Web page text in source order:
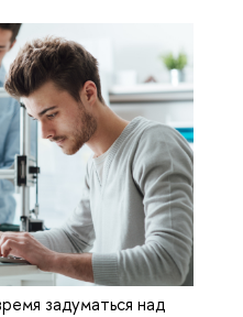
задуматься над